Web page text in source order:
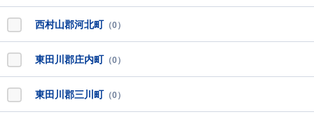
西村山郡河北町 （0）
東田川郡庄内町 （0）
東田川郡三川町 （0）